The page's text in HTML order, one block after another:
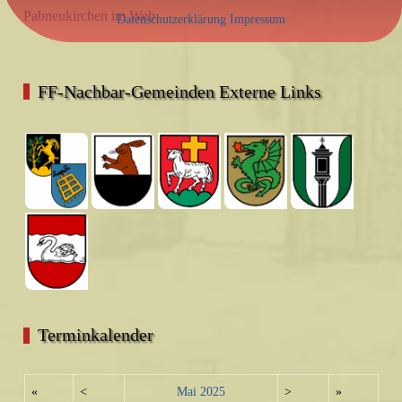
Pabneukirchen im Web
FF-Nachbar-Gemeinden Externe Links
Terminkalender
« < Mai 2025 > »
Datenschutzerklärung Impressum